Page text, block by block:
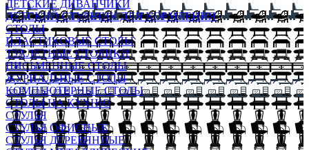
ДЕТСКИЕ ДИВАНЧИКИ
ДЕТСКИЙ СТУЛЬЧИК ДЛЯ КОРМЛЕНИЯ
СТОЛЫ
ПЛАСТИКОВЫЕ СТОЛЫ
ТУАЛЕТНЫЕ СТОЛИКИ
ПИСЬМЕННЫЕ СТОЛЫ
ЖУРНАЛЬНЫЕ СТОЛЫ
КОМПЬЮТЕРНЫЕ СТОЛЫ
СТОЛЫ НА КУХНЮ
СТУЛЬЯ
СТУЛЬЯ ОФИСНЫЕ
СТУЛЬЯ ДЕРЕВЯННЫЕ